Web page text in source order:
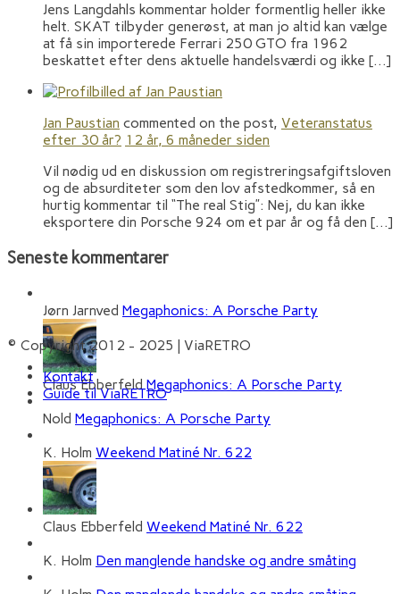
Jens Langdahls kommentar holder formentlig heller ikke
helt. SKAT tilbyder generøst, at man jo altid kan vælge
at få sin importerede Ferrari 250 GTO fra 1962
beskattet efter dens aktuelle handelsværdi og ikke […]
Jan Paustian commented on the post, Veteranstatus
efter 30 år? 12 år, 6 måneder siden
Vil nødig ud en diskussion om registreringsafgiftsloven
og de absurditeter som den lov afstedkommer, så en
hurtig kommentar til “The real Stig”: Nej, du kan ikke
eksportere din Porsche 924 om et par år og få den […]
Seneste kommentarer
Jørn Jarnved Megaphonics: A Porsche Party
Claus Ebberfeld Megaphonics: A Porsche Party
Nold Megaphonics: A Porsche Party
K. Holm Weekend Matiné Nr. 622
Claus Ebberfeld Weekend Matiné Nr. 622
K. Holm Den manglende handske og andre småting
© Copyright 2012 - 2025 | ViaRETRO
Kontakt
Guide til ViaRETRO